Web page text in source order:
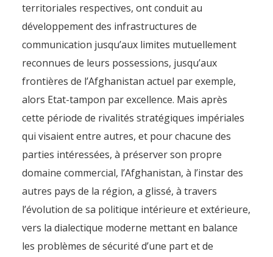
territoriales respectives, ont conduit au
développement des infrastructures de
communication jusqu’aux limites mutuellement
reconnues de leurs possessions, jusqu’aux
frontières de l’Afghanistan actuel par exemple,
alors Etat-tampon par excellence. Mais après
cette période de rivalités stratégiques impériales
qui visaient entre autres, et pour chacune des
parties intéressées, à préserver son propre
domaine commercial, l’Afghanistan, à l’instar des
autres pays de la région, a glissé, à travers
l’évolution de sa politique intérieure et extérieure,
vers la dialectique moderne mettant en balance
les problèmes de sécurité d’une part et de